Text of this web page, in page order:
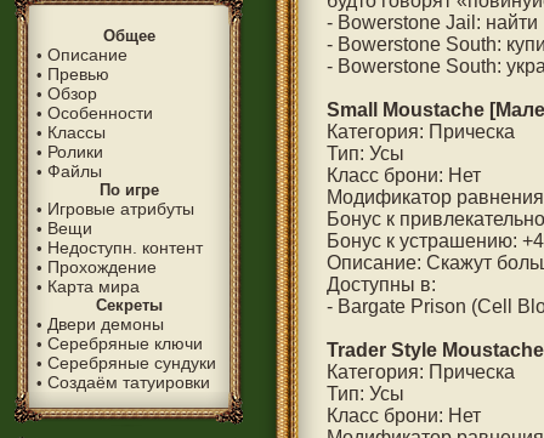
Общее
• Описание
• Превью
• Обзор
• Особенности
• Классы
• Ролики
• Файлы
По игре
• Игровые атрибуты
• Вещи
• Недоступн. контент
• Прохождение
• Карта мира
Секреты
• Двери демоны
• Серебряные ключи
• Серебряные сундуки
• Создаём татуировки
- Bowerstone Jail: найти
- Bowerstone South:
- Bowerstone South:
Small Moustache
Категория: Прическа
Тип: Усы
Класс брони: Нет
Модификатор
Бонус к
Бонус к устрашению:
Описание: Скажут
Доступны в:
- Bargate Prison (Cell
Trader Style
Категория: Прическа
Тип: Усы
Класс брони: Нет